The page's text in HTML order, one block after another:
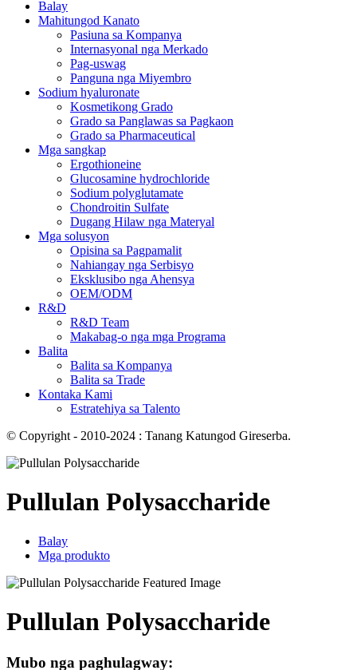
Balay
Mahitungod Kanato
Pasiuna sa Kompanya
Internasyonal nga Merkado
Pag-uswag
Panguna nga Miyembro
Sodium hyaluronate
Kosmetikong Grado
Grado sa Panglawas sa Pagkaon
Grado sa Pharmaceutical
Mga sangkap
Ergothioneine
Glucosamine hydrochloride
Sodium polyglutamate
Chondroitin Sulfate
Dugang Hilaw nga Materyal
Mga solusyon
Opisina sa Pagpamalit
Nahiangay nga Serbisyo
Eksklusibo nga Ahensya
OEM/ODM
R&D
R&D Team
Makabag-o nga mga Programa
Balita
Balita sa Kompanya
Balita sa Trade
Kontaka Kami
Estratehiya sa Talento
© Copyright - 2010-2024 : Tanang Katungod Gireserba.
Pullulan Polysaccharide
Balay
Mga produkto
Pullulan Polysaccharide
Mubo nga paghulagway: